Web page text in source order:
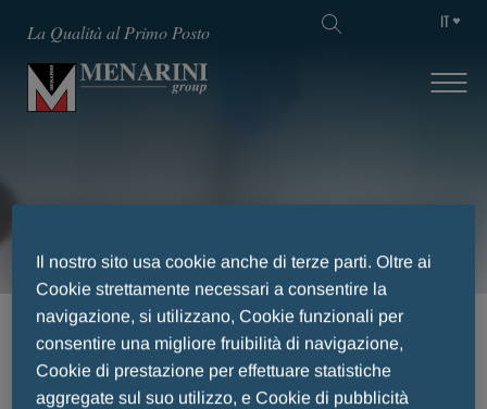
La Qualità al Primo Posto IT
Responsabilità
HOME
RESPONSABILITÀ
PROMUOVERE SALUTE A 360°
DETTAGLIO ARTICOLO
Il nostro sito usa cookie anche di terze parti. Oltre ai
Cookie strettamente necessari a consentire la
navigazione, si utilizzano, Cookie funzionali per
consentire una migliore fruibilità di navigazione,
Cookie di prestazione per effettuare statistiche
aggregate sul suo utilizzo, e Cookie di pubblicità